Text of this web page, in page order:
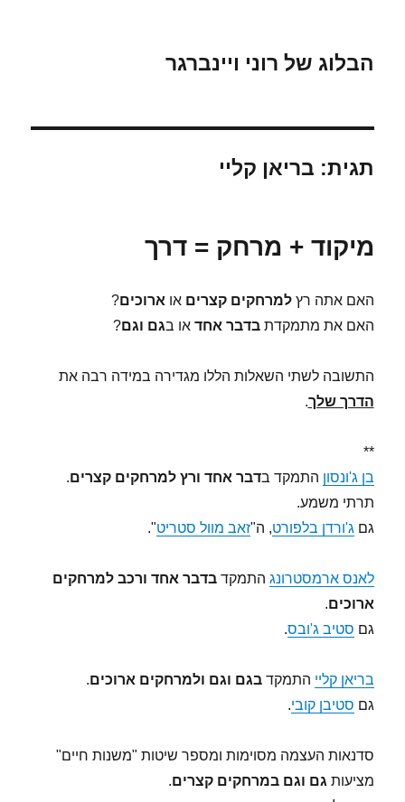
הבלוג של רוני ויינברגר
תגית: בריאן קליי
מיקוד + מרחק = דרך
האם אתה רץלמרחקים קצרים או ארוכים?
האם את מתמקדתבדבר אחד או בגם וגם?
התשובה לשתי השאלות הללו מגדירה במידה רבה את
הדרך שלך.
**
בן ג'ונסון התמקד בדבר אחד ורץ למרחקים קצרים.
תרתי משמע.
גם ג'ורדן בלפורט, ה"זאב מוול סטריט".
לאנס ארמסטרונג התמקדבדבר אחד ורכב למרחקים
ארוכים.
גם סטיב ג'ובס.
בריאן קליי התמקדבגם וגם ולמרחקים ארוכים.
גם סטיבן קובי.
סדנאות העצמה מסוימות ומספר שיטות "משנות חיים"
מציעות גם וגם במרחקים קצרים.